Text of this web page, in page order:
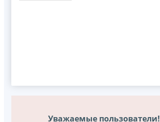
Уважаемые пользователи!